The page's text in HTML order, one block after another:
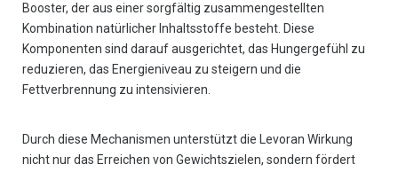
Booster, der aus einer sorgfältig zusammengestellten
Kombination natürlicher Inhaltsstoffe besteht. Diese
Komponenten sind darauf ausgerichtet, das Hungergefühl zu
reduzieren, das Energieniveau zu steigern und die
Fettverbrennung zu intensivieren.
Durch diese Mechanismen unterstützt die Levoran Wirkung
nicht nur das Erreichen von Gewichtszielen, sondern fördert